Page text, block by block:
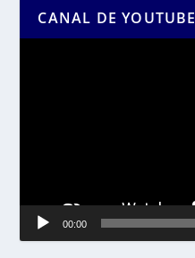
CANAL DE YOUTUBE
00:00